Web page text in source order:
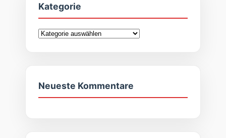
Kategorie
Kategorie
Neueste Kommentare